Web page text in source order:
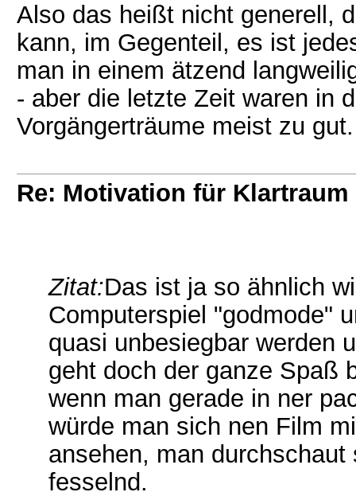
Also das heißt nicht generell,
kann, im Gegenteil, es ist
man in einem ätzend
- aber die letzte Zeit waren in
Vorgängerträume meist zu gut.
Re: Motivation für
Zitat:Das ist ja so ähnlich
Computerspiel "godmode"
quasi unbesiegbar werden
geht doch der ganze Spaß
wenn man gerade in ner
würde man sich nen Film
ansehen, man
fesselnd.